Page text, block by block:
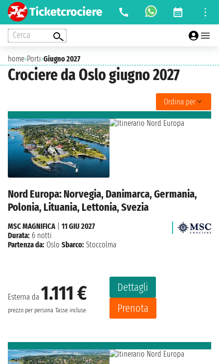
Cerca
home›Porti›Giugno 2027
Crociere da Oslo giugno 2027
Ordina per
Nord Europa: Norvegia, Danimarca, Germania,
Polonia, Lituania, Lettonia, Svezia
Esterna da 1.111 €
prezzo per persona Tasse incluse
Dettagli
Prenota
MSC MAGNIFICA| 11 GIU 2027
Durata: 6 notti
Partenza da: Oslo Sbarco: Stoccolma